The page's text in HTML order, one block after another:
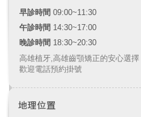
早診時間 09:00~11:30
午診時間 14:30~17:00
晚診時間 18:30~20:30
高雄植牙,高雄齒顎矯正的安心選擇
歡迎電話預約掛號